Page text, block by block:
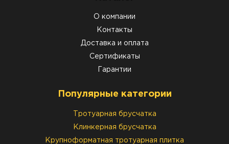
О компании
Контакты
Доставка и оплата
Сертификаты
Гарантии
Популярные категории
Тротуарная брусчатка
Клинкерная брусчатка
Крупноформатная тротуарная плитка